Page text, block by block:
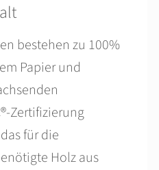
bestehen zu 100%
Papier und
Zertifizierung
für die
Holz aus